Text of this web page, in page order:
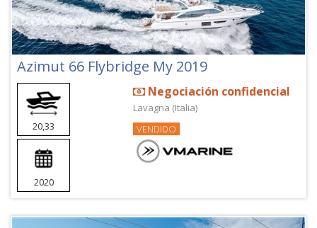
Azimut 66 Flybridge My 2019
20,33
2020
Negociación confidencial
Lavagna (Italia)
VENDIDO